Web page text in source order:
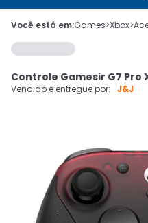
 Olá. Acesse sua
 Departamentos
Cupons
Ativar tradutor em libras
Você está em:Games>Xbox>
Controle Gamesir G7 Pro
Vendido e entregue por: J&J